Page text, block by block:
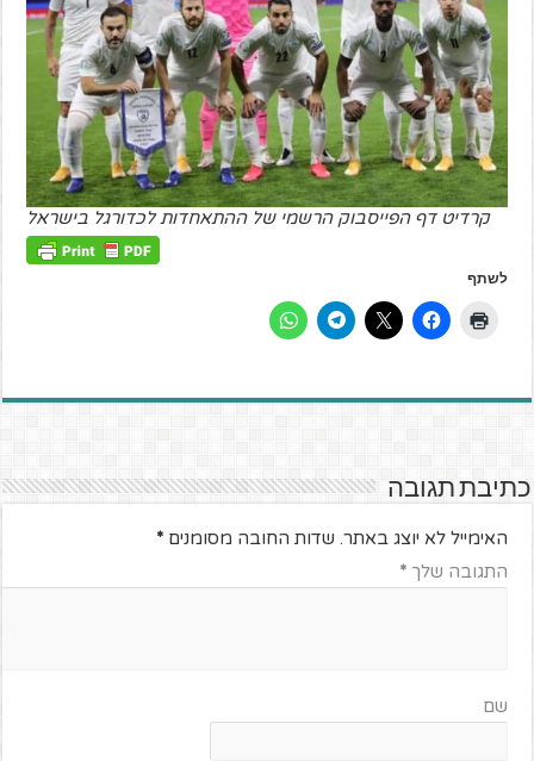
קרדיט דף הפייסבוק הרשמי של ההתאחדות לכדורגל בישראל
לשתף
כתיבת תגובה
האימייל לא יוצג באתר. שדות החובה מסומנים*
התגובה שלך*
שם